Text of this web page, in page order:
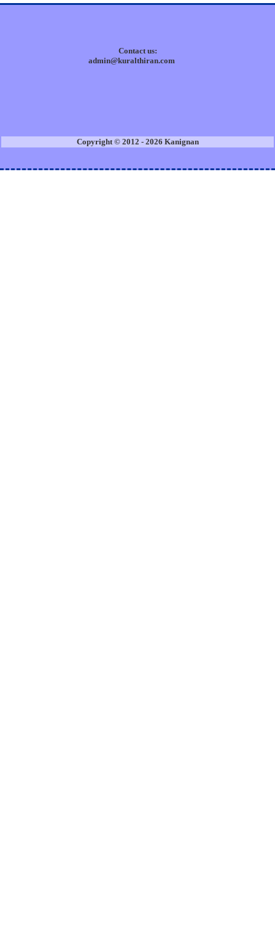
Contact us:
admin@kuralthiran.com
Copyright © 2012 - 2026 Kanignan